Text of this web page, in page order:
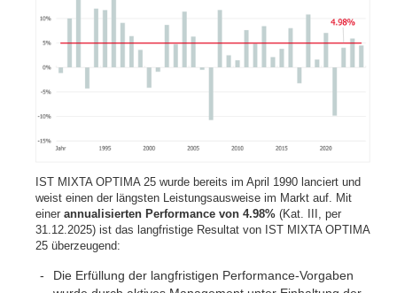
IST MIXTA OPTIMA 25 wurde bereits im April 1990 lanciert und
weist einen der längsten Leistungsausweise im Markt auf. Mit
einer annualisierten Performance von 4.98% (Kat. III, per
31.12.2025) ist das langfristige Resultat von IST MIXTA OPTIMA
25 überzeugend:
Die Erfüllung der langfristigen Performance-Vorgaben